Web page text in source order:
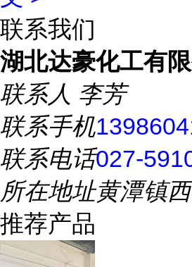
联系我们
湖北达豪化工有
联系人 李芳
联系手机
联系电话027-
所在地址黄潭镇
推荐产品